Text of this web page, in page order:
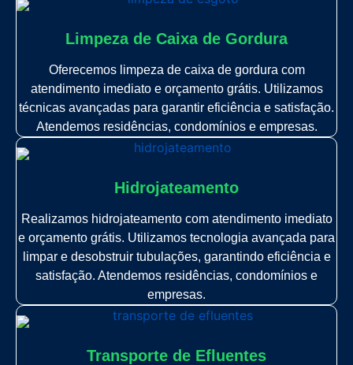
Limpeza de Caixa de Gordura
Oferecemos limpeza de caixa de gordura com
atendimento imediato e orçamento grátis. Utilizamos
técnicas avançadas para garantir eficiência e satisfação.
Atendemos residências, condomínios e empresas.
Hidrojateamento
Realizamos hidrojateamento com atendimento imediato
e orçamento grátis. Utilizamos tecnologia avançada para
limpar e desobstruir tubulações, garantindo eficiência e
satisfação. Atendemos residências, condomínios e
empresas.
Transporte de Efluentes